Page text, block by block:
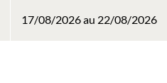
17/08/2026 au 22/08/2026